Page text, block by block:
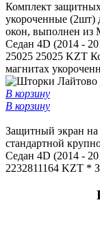
Комплект
укороченные (2шт)
окон, выполнен из
Седан 4D (2014 -
25025 25025 KZT
магнитах
В корзину
В корзину
Защитный экран на
стандартной
Седан 4D (2014 -
2232811164 KZT *